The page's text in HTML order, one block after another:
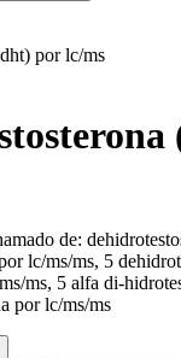
por lc/ms
de:
lc/ms/ms, 5
ms, 5 alfa di-
por lc/ms/ms